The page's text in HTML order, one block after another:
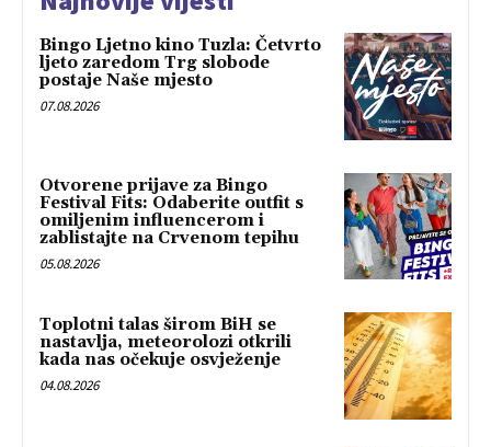
Bingo Ljetno kino Tuzla: Četvrto
ljeto zaredom Trg slobode
postaje Naše mjesto
07.08.2026
Otvorene prijave za Bingo
Festival Fits: Odaberite outfit s
omiljenim influencerom i
zablistajte na Crvenom tepihu
05.08.2026
Toplotni talas širom BiH se
nastavlja, meteorolozi otkrili
kada nas očekuje osvježenje
04.08.2026